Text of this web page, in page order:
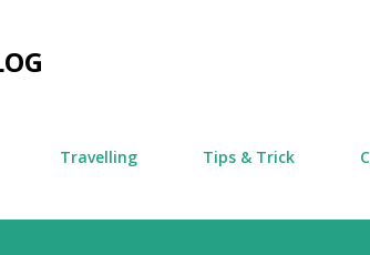
Travelling Tips & Trick